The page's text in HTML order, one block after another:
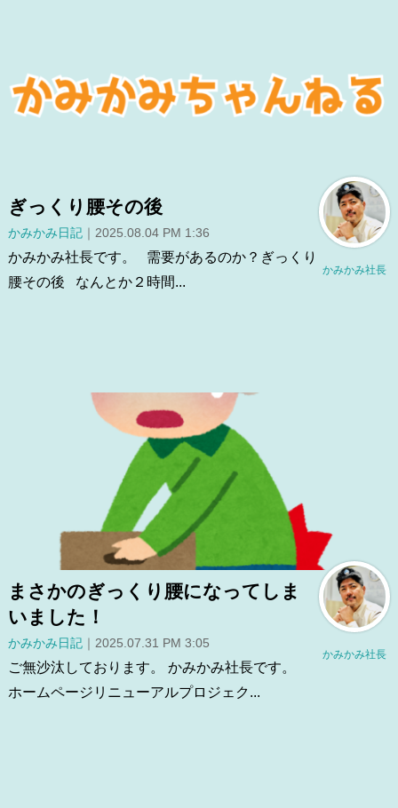
ぎっくり腰その後
かみかみ日記｜2025.08.04 PM 1:36
かみかみ社長です。 需要があるのか？ぎっくり
腰その後 なんとか２時間...
かみかみ社長
まさかのぎっくり腰になってしま
いました！
かみかみ日記｜2025.07.31 PM 3:05
ご無沙汰しております。 かみかみ社長です。
ホームページリニューアルプロジェク...
かみかみ社長